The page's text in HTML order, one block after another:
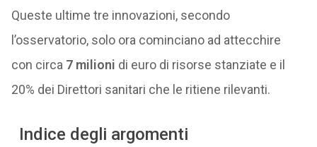
Queste ultime tre innovazioni, secondo
l’osservatorio, solo ora cominciano ad attecchire
con circa 7 milioni di euro di risorse stanziate e il
20% dei Direttori sanitari che le ritiene rilevanti.
Indice degli argomenti